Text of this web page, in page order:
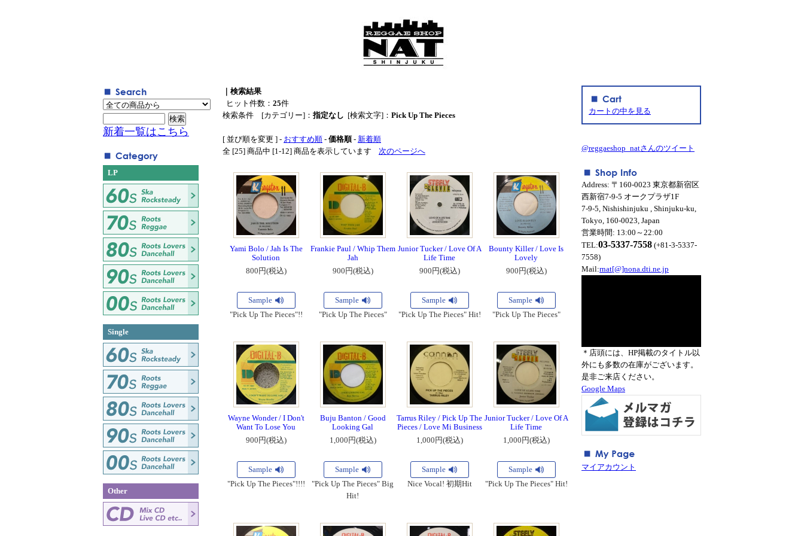
｜検索結果
ヒット件数： 25件
検索条件 [カテゴリー]： 指定なし [検索文字]： Pick Up The Pieces
[ 並び順を変更 ] - おすすめ順 - 価格順- 新着順
全 [25] 商品中 [1-12] 商品を表示しています 次のページへ
Yami Bolo / Jah Is The
Solution
800円(税込)
Sample
"Pick Up The Pieces"!!
Frankie Paul / Whip Them
Jah
900円(税込)
Sample
"Pick Up The Pieces"
Junior Tucker / Love Of A
Life Time
900円(税込)
Sample
"Pick Up The Pieces" Hit!
Bounty Killer / Love Is
Lovely
900円(税込)
Sample
"Pick Up The Pieces"
Wayne Wonder / I Don't
Want To Lose You
900円(税込)
Sample
"Pick Up The Pieces"!!!!
Buju Banton / Good
Looking Gal
1,000円(税込)
Sample
"Pick Up The Pieces" Big
Hit!
Tarrus Riley / Pick Up The
Pieces / Love Mi Business
1,000円(税込)
Sample
Nice Vocal! 初期Hit
Junior Tucker / Love Of A
Life Time
1,000円(税込)
Sample
"Pick Up The Pieces" Hit!
新着一覧はこちら
LP
Single
Other
カートの中を見る
@reggaeshop_natさんのツイート
Address: 〒160-0023 東京都新宿区
西新宿7-9-5 オークプラザ1F
7-9-5, Nishishinjuku , Shinjuku-ku,
Tokyo, 160-0023, Japan
営業時間: 13:00～22:00
TEL:03-5337-7558 (+81-3-5337-
7558)
Mail:rnat[@]nona.dti.ne.jp
＊店頭には、HP掲載のタイトル以
外にも多数の在庫がございます。
是非ご来店ください。
Google Maps
マイアカウント